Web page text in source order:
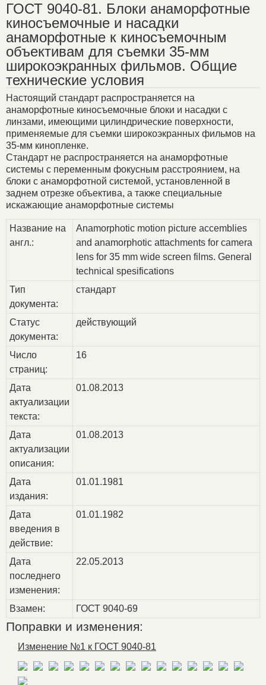
ГОСТ 9040-81. Блоки анаморфотные
киносъемочные и насадки
анаморфотные к киносъемочным
объективам для съемки 35-мм
широкоэкранных фильмов. Общие
технические условия
Настоящий стандарт распространяется на
анаморфотные киносъемочные блоки и насадки с
линзами, имеющими цилиндрические поверхности,
применяемые для съемки широкоэкранных фильмов на
35-мм кинопленке.
Стандарт не распространяется на анаморфотные
системы с переменным фокусным расстроянием, на
блоки с анаморфотной системой, установленной в
заднем отрезке объектива, а также специальные
искажающие анаморфотные системы
Название на
англ.:
Anamorphotic motion picture accemblies
and anamorphotic attachments for camera
lens for 35 mm wide screen films. General
technical spesifications
Тип
документа:
стандарт
Статус
документа:
действующий
Число
страниц:
16
Дата
актуализации
текста:
01.08.2013
Дата
актуализации
описания:
01.08.2013
Дата
издания:
01.01.1981
Дата
введения в
действие:
01.01.1982
Дата
последнего
изменения:
22.05.2013
Взамен: ГОСТ 9040-69
Поправки и изменения:
Изменение №1 к ГОСТ 9040-81